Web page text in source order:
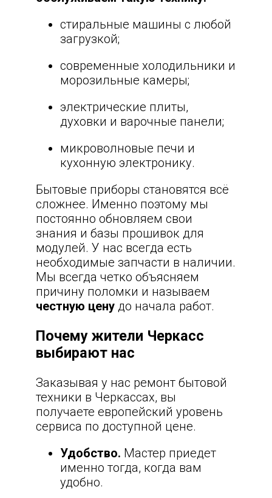
стиральные машины с любой
загрузкой;
современные холодильники и
морозильные камеры;
электрические плиты,
духовки и варочные панели;
микроволновые печи и
кухонную электронику.
Бытовые приборы становятся всё
сложнее. Именно поэтому мы
постоянно обновляем свои
знания и базы прошивок для
модулей. У нас всегда есть
необходимые запчасти в наличии.
Мы всегда четко объясняем
причину поломки и называем
честную цену до начала работ.
Почему жители Черкасс
выбирают нас
Заказывая у нас ремонт бытовой
техники в Черкассах, вы
получаете европейский уровень
сервиса по доступной цене.
Удобство. Мастер приедет
именно тогда, когда вам
удобно.